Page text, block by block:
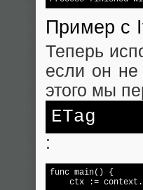
Пример с
Теперь
если он не
этого мы
ETag
:
func main() {
ctx :=